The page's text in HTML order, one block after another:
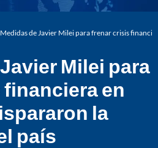
Medidas de Javier Milei para frenar crisis
Milei para
en
la
país